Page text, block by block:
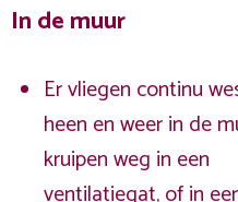
In de muur
Er vliegen continu
heen en weer in de
kruipen weg in een